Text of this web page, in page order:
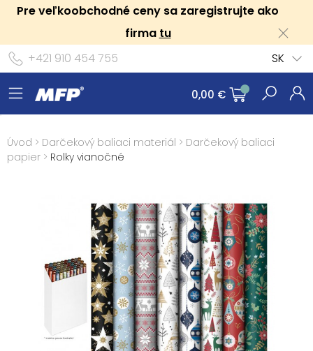
Pre veľkoobchodné ceny sa zaregistrujte ako
firma tu
+421 910 454 755
SK
0,00 €
Úvod > Darčekový baliaci materiál > Darčekový baliaci
papier > Rolky vianočné